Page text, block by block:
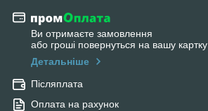
Ви отримаєте замовлення
або гроші повернуться на вашу картку
Детальніше
Післяплата
Оплата на рахунок